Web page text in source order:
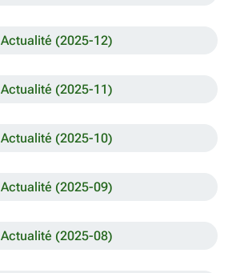
Actualité (2025-12)
Actualité (2025-11)
Actualité (2025-10)
Actualité (2025-09)
Actualité (2025-08)